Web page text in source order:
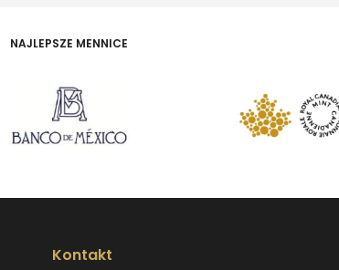
NAJLEPSZE MENNICE
Kontakt